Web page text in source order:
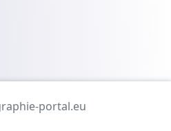
portal.eu